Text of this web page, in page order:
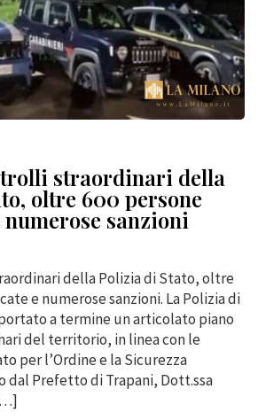
straordinari della
oltre 600 persone
sanzioni
della Polizia di Stato, oltre
e numerose sanzioni. La Polizia di
a termine un articolato piano
del territorio, in linea con le
per l’Ordine e la Sicurezza
dal Prefetto di Trapani, Dott.ssa